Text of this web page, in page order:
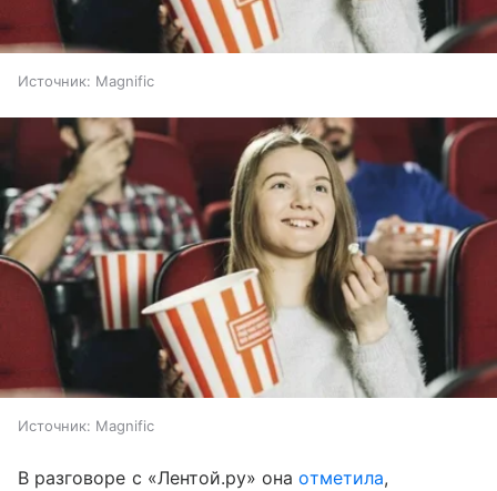
Источник: Magnific
Источник: Magnific
В разговоре с «Лентой.ру» онаотметила,